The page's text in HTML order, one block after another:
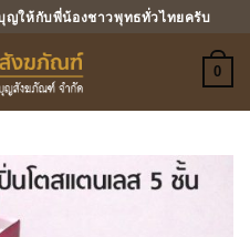
ให้กับพี่น้องชาวพุทธทั่วไทยครับ
0